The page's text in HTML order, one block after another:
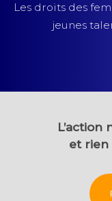
Les droits des
jeunes
L’action
et rien